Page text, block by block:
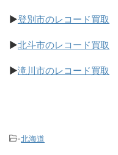
▶登別市のレコード買取
▶北斗市のレコード買取
▶滝川市のレコード買取
-北海道